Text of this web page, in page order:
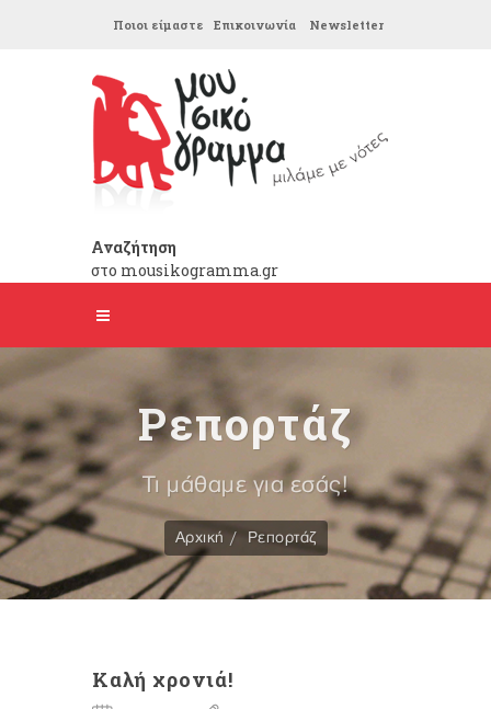
Ποιοι είμαστε Επικοινωνία Newsletter
Αναζήτηση
στο mousikogramma.gr
Ρεπορτάζ
Τι μάθαμε για εσάς!
Αρχική Ρεπορτάζ
Kαλή χρονιά!